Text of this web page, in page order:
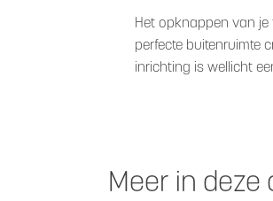
Het opknappen van
perfecte buitenruimte
inrichting is wellicht
Meer in deze